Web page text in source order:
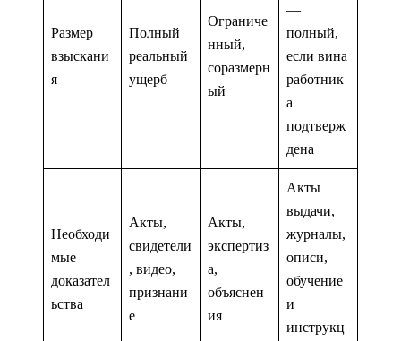
Размер
взыскани
я
Полный
реальный
ущерб
Ограниче
нный,
соразмерн
ый
—
полный,
если вина
работник
а
подтверж
дена
Необходи
мые
доказател
ьства
Акты,
свидетели
, видео,
признани
е
Акты,
экспертиз
а,
объяснен
ия
Акты
выдачи,
журналы,
описи,
обучение
и
инструкц